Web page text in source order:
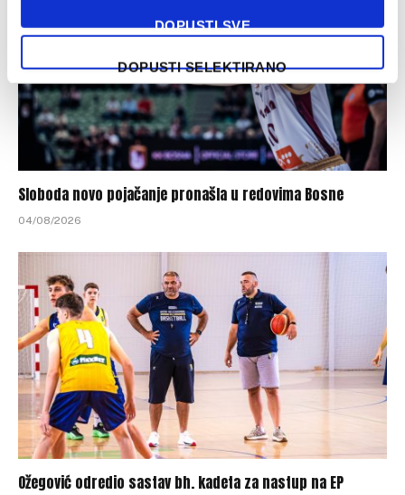
DOPUSTI SVE
DOPUSTI SELEKTIRANO
Sloboda novo pojačanje pronašla u redovima Bosne
04/08/2026
Ožegović odredio sastav bh. kadeta za nastup na EP